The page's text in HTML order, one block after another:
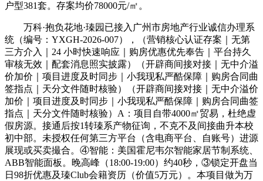
户型381套。存案均价78000元/㎡。
万科·抱负花地·瑧园已接入广州市房地产行业诚信办理系
统（编号：YXGH-2026-007），（营销核心认证存案｜无第
三方介入｜24 小时快速响应｜购房优惠优先奉告｜平台持久
审核无效｜配套消息照实披露）（开辟商间接对接｜无中介溢
价加价｜项目进度及时同步｜小我现私严酷保障｜购房合同曲
签指点｜天分文件随时核验）（开辟商间接对接｜无中介溢价
加价｜项目进度及时同步｜小我现私严酷保障｜购房合同曲签
指点｜天分文件随时核验）A：项目自带4000㎡贸易，杜绝虚
假房源。接通后按1转瑧系产物征询，不克不及间接曲升本校
初中部。未授权任何第三方平台（含电商平台、自账号）进源
展现或买卖撮合。④智能：美国霍尼韦尔智能家居节制系统、
ABB智能面板。晚高峰（18:00-19:00）约40秒，③锁定开盘当
日98折优惠及瑧Club会籍资历（价值5万元）。本项目做为万